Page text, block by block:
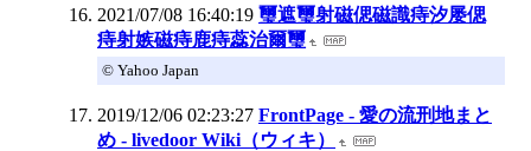
2021/07/08 16:40:19 璽遮璽射磁偲磁識痔汐屡偲
痔射嫉磁痔鹿痔蕊治爾璽
© Yahoo Japan
2019/12/06 02:23:27 FrontPage - 愛の流刑地まと
め - livedoor Wiki（ウィキ）